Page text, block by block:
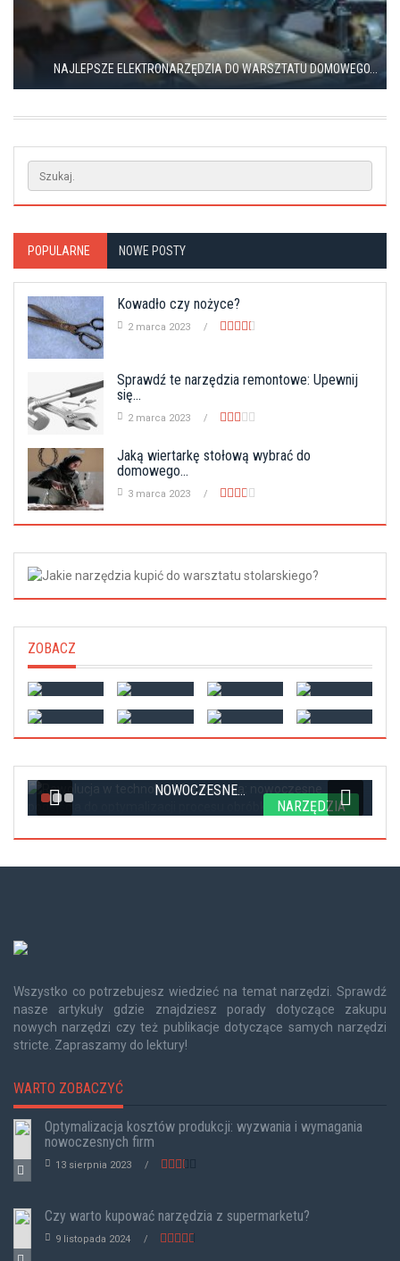
NAJLEPSZE ELEKTRONARZĘDZIA DO WARSZTATU DOMOWEGO...
POPULARNE NOWE POSTY
Kowadło czy nożyce?
2 marca 2023
Sprawdź te narzędzia remontowe: Upewnij
się...
2 marca 2023
Jaką wiertarkę stołową wybrać do
domowego...
3 marca 2023
ZOBACZ
NARZĘDZIA
NOWOCZESNE...
Wszystko co potrzebujesz wiedzieć na temat narzędzi. Sprawdź
nasze artykuły gdzie znajdziesz porady dotyczące zakupu
nowych narzędzi czy też publikacje dotyczące samych narzędzi
stricte. Zapraszamy do lektury!
WARTO ZOBACZYĆ
Optymalizacja kosztów produkcji: wyzwania i wymagania
nowoczesnych firm
13 sierpnia 2023
Czy warto kupować narzędzia z supermarketu?
9 listopada 2024